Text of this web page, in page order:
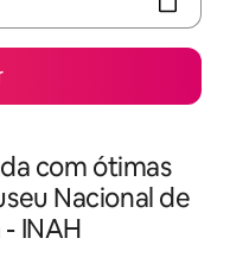
com ótimas
Nacional de
INAH